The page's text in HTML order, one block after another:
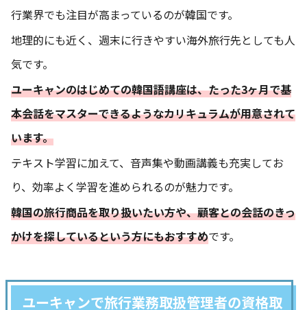
行業界でも注目が高まっているのが韓国です。
地理的にも近く、週末に行きやすい海外旅行先としても人
気です。
ユーキャンのはじめての韓国語講座は、たった3ヶ月で基
本会話をマスターできるようなカリキュラムが用意されて
います。
テキスト学習に加えて、音声集や動画講義も充実してお
り、効率よく学習を進められるのが魅力です。
韓国の旅行商品を取り扱いたい方や、顧客との会話のきっ
かけを探しているという方にもおすすめです。
ユーキャンで旅行業務取扱管理者の資格取